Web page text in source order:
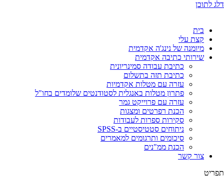
דלג לתוכן
בית
קצת עלי
מיומנה של נינג'ה אקדמית
שירותי כתיבה אקדמית
כתיבת עבודה סמינריונית
כתיבת תזה בתשלום
עזרה עם מטלות אקדמיות
פתרון מטלות באנגלית לסטודנטים שלומדים בחו"ל
עזרה עם פרוייקט גמר
הכנת רפרטים ומצגות
סקירות ספרות לעבודות
ניתוחים סטטיסטיים ב-SPSS
סיכומים ותרגומים למאמרים
הכנת ממ"נים
צור קשר
תפריט